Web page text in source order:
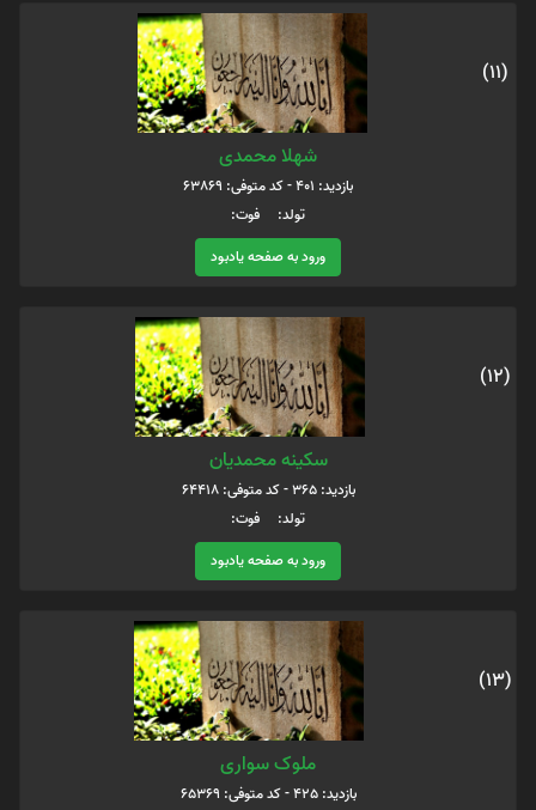
(11)
شهلا محمدی
بازدید: 401 - کد متوفی: 63869
تولد: فوت:
ورود به صفحه یادبود
(12)
سکینه محمدیان
بازدید: 365 - کد متوفی: 64418
تولد: فوت:
ورود به صفحه یادبود
(13)
ملوک سواری
بازدید: 425 - کد متوفی: 65369